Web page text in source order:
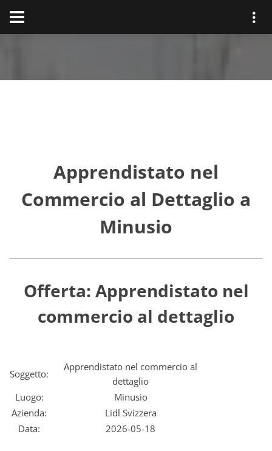
Apprendistato nel
Commercio al Dettaglio a
Minusio
Offerta: Apprendistato nel
commercio al dettaglio
Soggetto:
Apprendistato nel commercio al
dettaglio
Luogo:
Minusio
Azienda:
Lidl Svizzera
Data:
2026-05-18